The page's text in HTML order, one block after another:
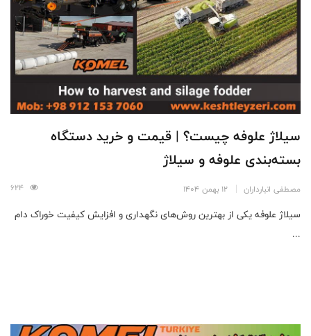
سیلاژ علوفه چیست؟ | قیمت و خرید دستگاه
بسته‌بندی علوفه و سیلاژ
مصطفی انبارداران 12 بهمن 1404
سیلاژ علوفه یکی از بهترین روش‌های نگهداری و افزایش کیفیت خوراک دام
...